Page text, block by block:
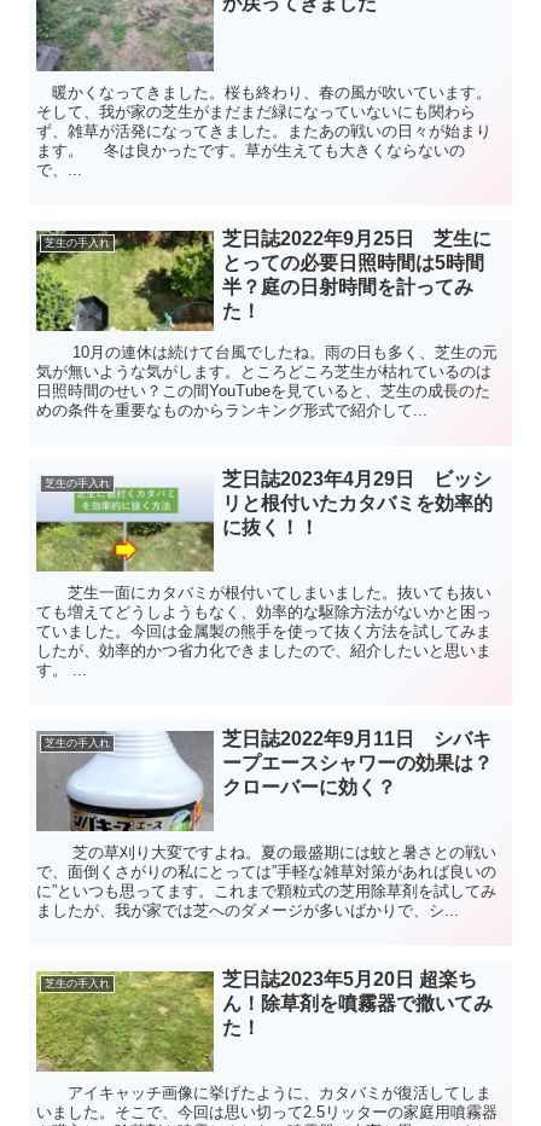
暖かくなってきました。桜も終わり、春の風が吹いています。
そして、我が家の芝生がまだまだ緑になっていないにも関わら
ず、雑草が活発になってきました。またあの戦いの日々が始まり
ます。 冬は良かったです。草が生えても大きくならないの
で、...
芝生の手入れ
芝日誌2022年9月25日 芝生に
とっての必要日照時間は5時間
半？庭の日射時間を計ってみ
た！
10月の連休は続けて台風でしたね。雨の日も多く、芝生の元
気が無いような気がします。ところどころ芝生が枯れているのは
日照時間のせい？この間YouTubeを見ていると、芝生の成長のた
めの条件を重要なものからランキング形式で紹介して...
芝生の手入れ
芝日誌2023年4月29日 ビッシ
リと根付いたカタバミを効率的
に抜く！！
芝生一面にカタバミが根付いてしまいました。抜いても抜い
ても増えてどうしようもなく、効率的な駆除方法がないかと困っ
ていました。今回は金属製の熊手を使って抜く方法を試してみま
したが、効率的かつ省力化できましたので、紹介したいと思いま
す。 ...
芝生の手入れ
芝日誌2022年9月11日 シバキ
ープエースシャワーの効果は？
クローバーに効く？
芝の草刈り大変ですよね。夏の最盛期には蚊と暑さとの戦い
で、面倒くさがりの私にとっては”手軽な雑草対策があれば良いの
に”といつも思ってます。これまで顆粒式の芝用除草剤を試してみ
ましたが、我が家では芝へのダメージが多いばかりで、シ...
芝生の手入れ
芝日誌2023年5月20日 超楽ち
ん！除草剤を噴霧器で撒いてみ
た！
アイキャッチ画像に挙げたように、カタバミが復活してしま
いました。そこで、今回は思い切って2.5リッターの家庭用噴霧器